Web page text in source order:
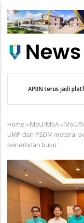
main
Main
APBN terus jadi
Breadcrumb
Home »MoU/MoA»MoU/
UMP dan PSDM meterai
penerbitan buku